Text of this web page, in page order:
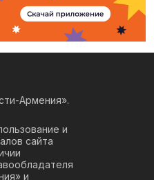
Армения».
и
сайта
и